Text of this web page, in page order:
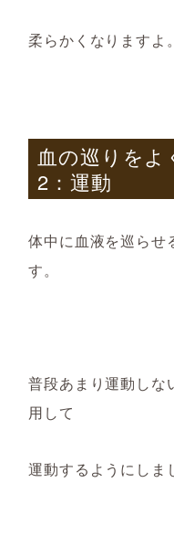
柔らかくなりますよ。
血の巡りを
2：運動
体中に血液を巡らせ
す。
普段あまり運動しな
用して
運動するようにしま